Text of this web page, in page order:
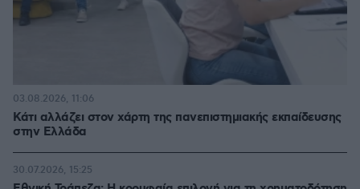
Κάτι αλλάζει στον χάρτη της πανεπιστημιακής εκπαίδευσης
στην Ελλάδα
03.08.2026, 11:06
30.07.2026, 15:25